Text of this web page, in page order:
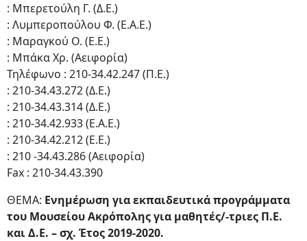
: Μπερετούλη Γ. (Δ.Ε.)
: Λυμπεροπούλου Φ. (Ε.Α.Ε.)
: Μαραγκού Ο. (Ε.Ε.)
: Μπάκα Χρ. (Αειφορία)
Τηλέφωνο : 210-34.42.247 (Π.Ε.)
: 210-34.43.272 (Δ.Ε.)
: 210-34.43.314 (Δ.Ε.)
: 210-34.42.933 (Ε.Α.Ε.)
: 210-34.42.212 (Ε.Ε.)
: 210 -34.43.286 (Αειφορία)
Fax : 210-34.43.390
ΘΕΜΑ: Ενημέρωση για εκπαιδευτικά προγράμματα
του Μουσείου Ακρόπολης για μαθητές/-τριες Π.Ε.
και Δ.Ε. – σχ. Έτος 2019-2020.